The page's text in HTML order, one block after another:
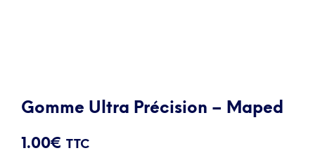
Gomme Ultra Précision – Maped
1.00€ TTC